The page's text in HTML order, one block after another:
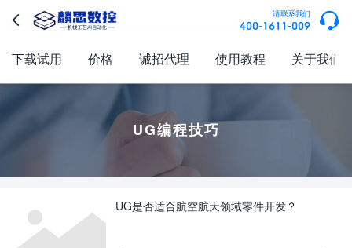
 请联系我们
400-1611-009 
下载试用 价格 诚招代理 使用教程 关于我们
UG编程技巧
UG是否适合航空航天领域零件开发？